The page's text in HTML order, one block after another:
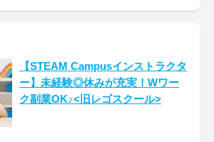
【STEAM Campusインストラクタ
ー】未経験◎休みが充実！Wワー
ク副業OK♪<旧レゴスクール>